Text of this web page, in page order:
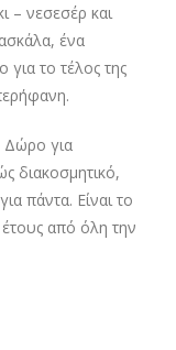
– νεσεσέρ και
ένα
το τέλος της
Δώρο για
διακοσμητικό,
πάντα. Είναι το
από όλη την